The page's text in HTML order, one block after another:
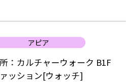
しに見えるのも楽しい。
を使用したあんが入った鯛焼
あるワッフルもおすすめ。
アピア
：カルチャーウォーク B1F
ッション[ウォッチ]